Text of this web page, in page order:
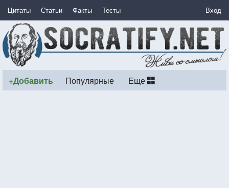
Цитаты Статьи Факты Тесты Вход
+Добавить Популярные Еще